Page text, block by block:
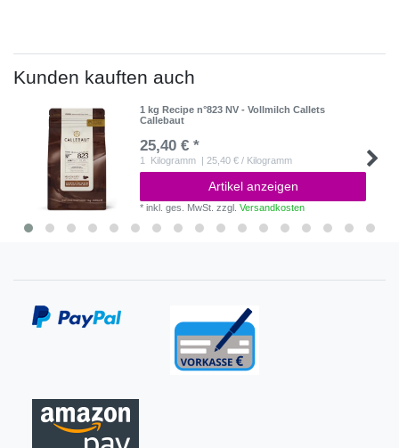
Kunden kauften auch
1 kg Recipe n°823 NV - Vollmilch Callets
Callebaut
25,40 € *
1 Kilogramm | 25,40 € / Kilogramm
Artikel anzeigen
*inkl. ges. MwSt. zzgl.Versandkosten